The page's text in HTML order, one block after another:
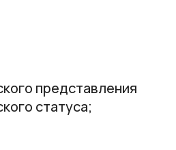
представления
статуса;